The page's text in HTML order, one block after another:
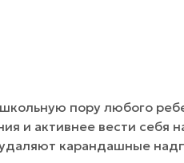
пору любого
и активнее вести себя
карандашные